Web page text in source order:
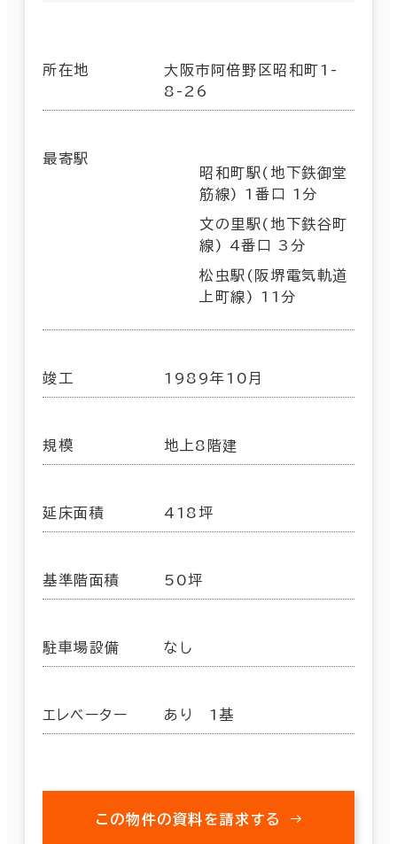
所在地
大阪市阿倍野区昭和町1-
8-26
最寄駅
昭和町駅(地下鉄御堂
筋線) 1番口 1分
文の里駅(地下鉄谷町
線) 4番口 3分
松虫駅(阪堺電気軌道
上町線) 11分
竣工 1989年10月
規模 地上8階建
延床面積 418坪
基準階面積 50坪
駐車場設備 なし
エレベーター あり 1基
この物件の資料を請求する